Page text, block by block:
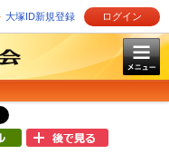
大塚ID新規登録 ログイン